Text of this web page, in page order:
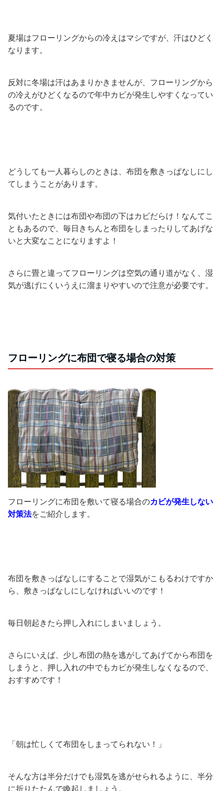
夏場はフローリングからの冷えはマシですが、汗はひどく
なります。
反対に冬場は汗はあまりかきませんが、フローリングから
の冷えがひどくなるので年中カビが発生しやすくなってい
るのです。
どうしても一人暮らしのときは、布団を敷きっぱなしにし
てしまうことがあります。
気付いたときには布団や布団の下はカビだらけ！なんてこ
ともあるので、毎日きちんと布団をしまったりしてあげな
いと大変なことになりますよ！
さらに畳と違ってフローリングは空気の通り道がなく、湿
気が逃げにくいうえに溜まりやすいので注意が必要です。
フローリングに布団で寝る場合の対策
フローリングに布団を敷いて寝る場合のカビが発生しない
対策法をご紹介します。
布団を敷きっぱなしにすることで湿気がこもるわけですか
ら、敷きっぱなしにしなければいいのです！
毎日朝起きたら押し入れにしまいましょう。
さらにいえば、少し布団の熱を逃がしてあげてから布団を
しまうと、押し入れの中でもカビが発生しなくなるので、
おすすめです！
「朝は忙しくて布団をしまってられない！」
そんな方は半分だけでも湿気を逃がせられるように、半分
に折りたたんで喚起しましょう。